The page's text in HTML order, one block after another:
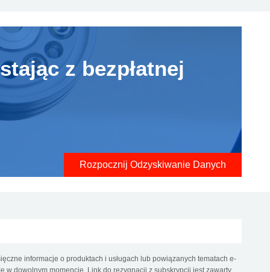
z bezpłatnej
Rozpocznij Odzyskiwanie Danych
informacje o produktach i usługach lub powiązanych tematach e-
w dowolnym momencie. Link do rezygnacji z subskrypcji jest zawarty